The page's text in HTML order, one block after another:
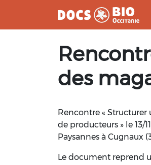
des
Rencontre «
de producteurs » le 13/
Paysannes à Cugnaux
Le document reprend